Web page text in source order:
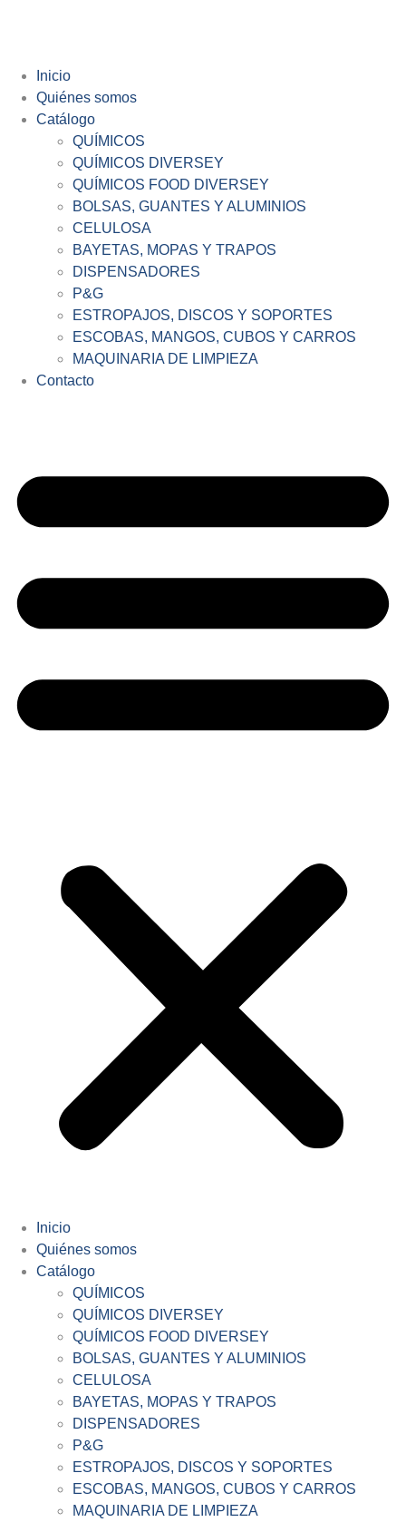
Inicio
Quiénes somos
Catálogo
QUÍMICOS
QUÍMICOS DIVERSEY
QUÍMICOS FOOD DIVERSEY
BOLSAS, GUANTES Y ALUMINIOS
CELULOSA
BAYETAS, MOPAS Y TRAPOS
DISPENSADORES
P&G
ESTROPAJOS, DISCOS Y SOPORTES
ESCOBAS, MANGOS, CUBOS Y CARROS
MAQUINARIA DE LIMPIEZA
Contacto
Inicio
Quiénes somos
Catálogo
QUÍMICOS
QUÍMICOS DIVERSEY
QUÍMICOS FOOD DIVERSEY
BOLSAS, GUANTES Y ALUMINIOS
CELULOSA
BAYETAS, MOPAS Y TRAPOS
DISPENSADORES
P&G
ESTROPAJOS, DISCOS Y SOPORTES
ESCOBAS, MANGOS, CUBOS Y CARROS
MAQUINARIA DE LIMPIEZA